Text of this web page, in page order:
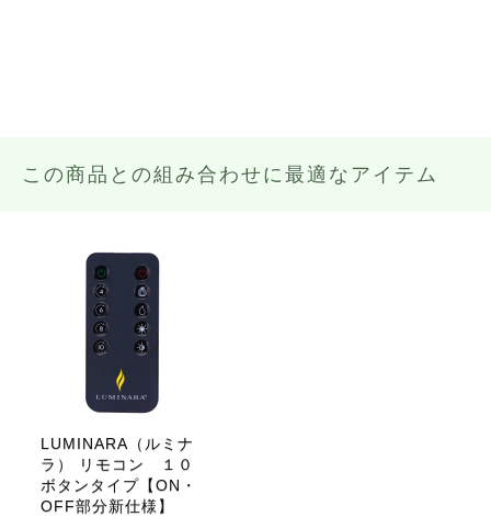
この商品との組み合わせに最適なアイテム
LUMINARA（ルミナ
ラ） リモコン １０
ボタンタイプ【ON・
OFF部分新仕様】